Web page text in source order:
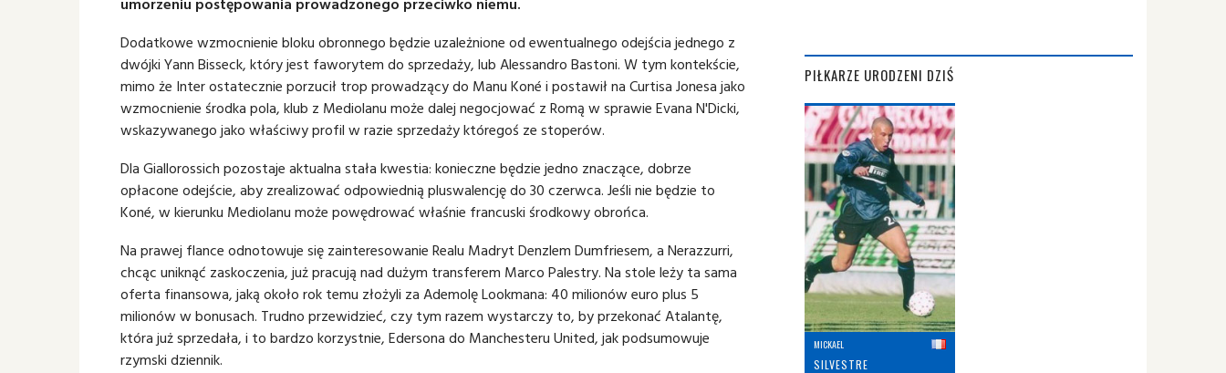
Dodatkowe wzmocnienie bloku obronnego będzie uzależnione od ewentualnego odejścia jednego z
dwójki Yann Bisseck, który jest faworytem do sprzedaży, lub Alessandro Bastoni. W tym kontekście,
mimo że Inter ostatecznie porzucił trop prowadzący do Manu Koné i postawił na Curtisa Jonesa jako
wzmocnienie środka pola, klub z Mediolanu może dalej negocjować z Romą w sprawie Evana N'Dicki,
wskazywanego jako właściwy profil w razie sprzedaży któregoś ze stoperów.
Dla Giallorossich pozostaje aktualna stała kwestia: konieczne będzie jedno znaczące, dobrze
opłacone odejście, aby zrealizować odpowiednią pluswalencję do 30 czerwca. Jeśli nie będzie to
Koné, w kierunku Mediolanu może powędrować właśnie francuski środkowy obrońca.
Na prawej flance odnotowuje się zainteresowanie Realu Madryt Denzlem Dumfriesem, a Nerazzurri,
chcąc uniknąć zaskoczenia, już pracują nad dużym transferem Marco Palestry. Na stole leży ta sama
oferta finansowa, jaką około rok temu złożyli za Ademolę Lookmana: 40 milionów euro plus 5
milionów w bonusach. Trudno przewidzieć, czy tym razem wystarczy to, by przekonać Atalantę,
która już sprzedała, i to bardzo korzystnie, Edersona do Manchesteru United, jak podsumowuje
rzymski dziennik.
PIŁKARZE URODZENI DZIŚ
MICKAEL
SILVESTRE